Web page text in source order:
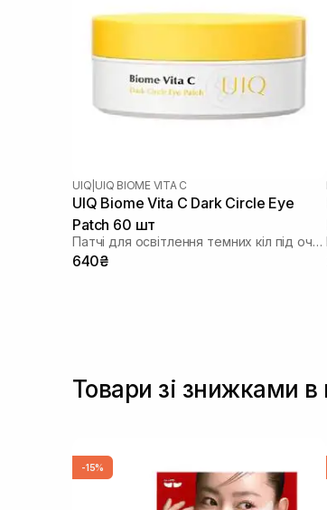
UIQ UIQ BIOME VITA C
UIQ Biome Vita C Dark Circle Eye
Patch 60 шт
Патчі для освітлення темних кіл під очима
640₴
Товари зі знижками в
-15%